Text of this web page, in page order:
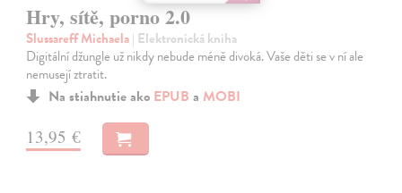
Hry, sítě, porno 2.0
Slussareff Michaela| Elektronická kniha
Digitální džungle už nikdy nebude méně divoká. Vaše děti se v ní ale
nemusejí ztratit.
Na stiahnutie ako EPUB a MOBI
13,95 €